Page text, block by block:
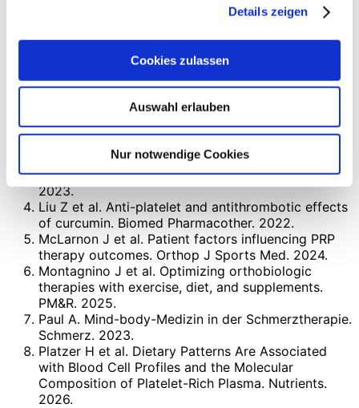
Details zeigen
Cookies zulassen
Auswahl erlauben
Nur notwendige Cookies
Andia I, Maffulli N. Platelet-rich plasma for
musculoskeletal conditions. Int Orthop. 2024.
Before Orthobiologic Therapies. Sports Health.
2026.
musculoskeletal medicine: variability and clinical
outcomes. Knee Surg Sports Traumatol Arthrosc.
2023.
Liu Z et al. Anti-platelet and antithrombotic effects
of curcumin. Biomed Pharmacother. 2022.
McLarnon J et al. Patient factors influencing PRP
therapy outcomes. Orthop J Sports Med. 2024.
Montagnino J et al. Optimizing orthobiologic
therapies with exercise, diet, and supplements.
PM&R. 2025.
Paul A. Mind-body-Medizin in der Schmerztherapie.
Schmerz. 2023.
Platzer H et al. Dietary Patterns Are Associated
with Blood Cell Profiles and the Molecular
Composition of Platelet-Rich Plasma. Nutrients.
2026.